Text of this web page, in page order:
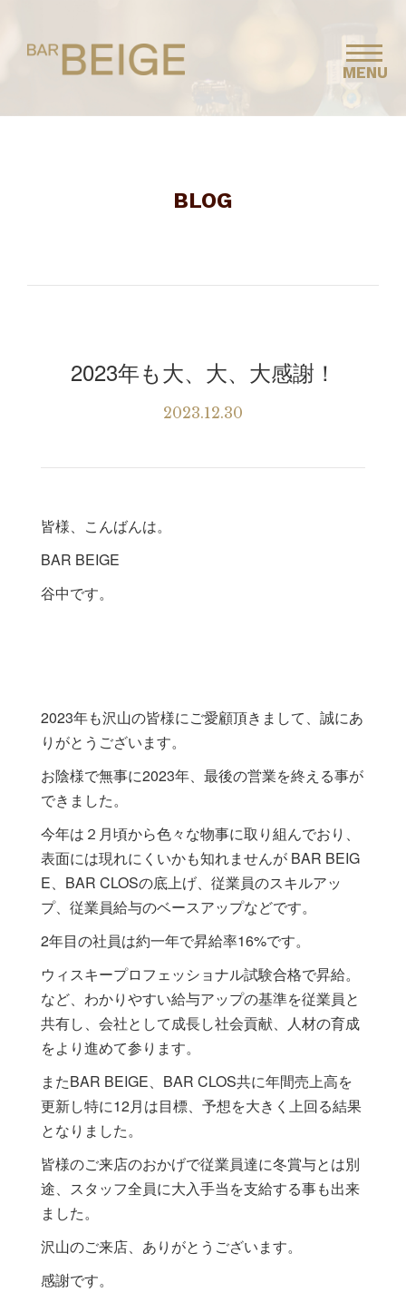
MENU
BLOG
2023年も大、大、大感謝！
2023.12.30
皆様、こんばんは。
BAR BEIGE
谷中です。
2023年も沢山の皆様にご愛顧頂きまして、誠にあ
りがとうございます。
お陰様で無事に2023年、最後の営業を終える事が
できました。
今年は２月頃から色々な物事に取り組んでおり、
表面には現れにくいかも知れませんが BAR BEIG
E、BAR CLOSの底上げ、従業員のスキルアッ
プ、従業員給与のベースアップなどです。
2年目の社員は約一年で昇給率16%です。
ウィスキープロフェッショナル試験合格で昇給。
など、わかりやすい給与アップの基準を従業員と
共有し、会社として成長し社会貢献、人材の育成
をより進めて参ります。
またBAR BEIGE、BAR CLOS共に年間売上高を
更新し特に12月は目標、予想を大きく上回る結果
となりました。
皆様のご来店のおかげで従業員達に冬賞与とは別
途、スタッフ全員に大入手当を支給する事も出来
ました。
沢山のご来店、ありがとうございます。
感謝です。